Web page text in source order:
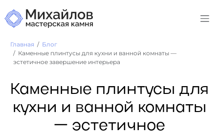
Главная
Блог
Каменные плинтусы для кухни и ванной комнаты —
эстетичное завершение интерьера
Каменные плинтусы для
кухни и ванной комнаты
— эстетичное